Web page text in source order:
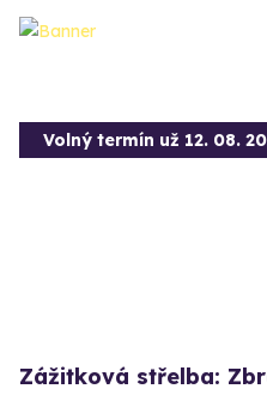
Volný termín už 12. 08.
Zážitková střelba: